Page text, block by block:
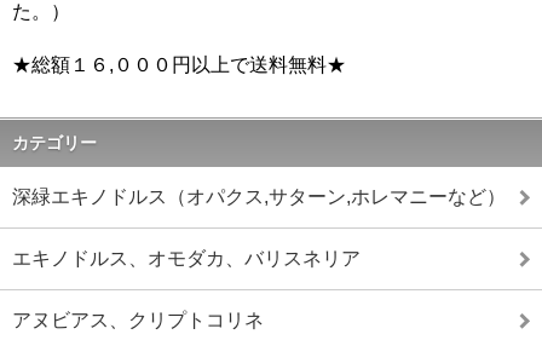
た。）
★総額１６,０００円以上で送料無料★
カテゴリー
深緑エキノドルス（オパクス,サターン,ホレマニーなど）
エキノドルス、オモダカ、バリスネリア
アヌビアス、クリプトコリネ